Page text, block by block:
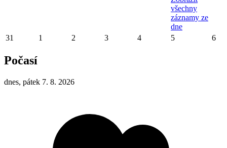
všechny
záznamy ze
dne
31 1 2 3 4 5 6
Počasí
dnes, pátek 7. 8. 2026